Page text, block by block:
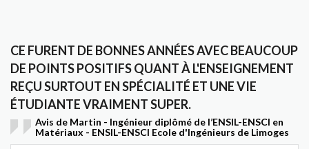
CE FURENT DE BONNES ANNÉES AVEC BEAUCOUP
DE POINTS POSITIFS QUANT À L'ENSEIGNEMENT
REÇU SURTOUT EN SPÉCIALITÉ ET UNE VIE
ÉTUDIANTE VRAIMENT SUPER.
Avis de Martin - Ingénieur diplômé de l’ENSIL-ENSCI en
Matériaux - ENSIL-ENSCI Ecole d'Ingénieurs de Limoges